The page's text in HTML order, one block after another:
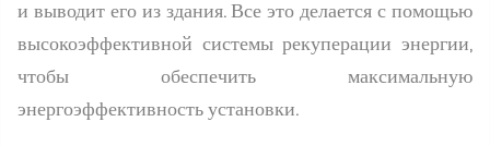
и выводит его из здания. Все это делается с помощью
высокоэффективной системы рекуперации энергии,
чтобы обеспечить максимальную
энергоэффективность установки.